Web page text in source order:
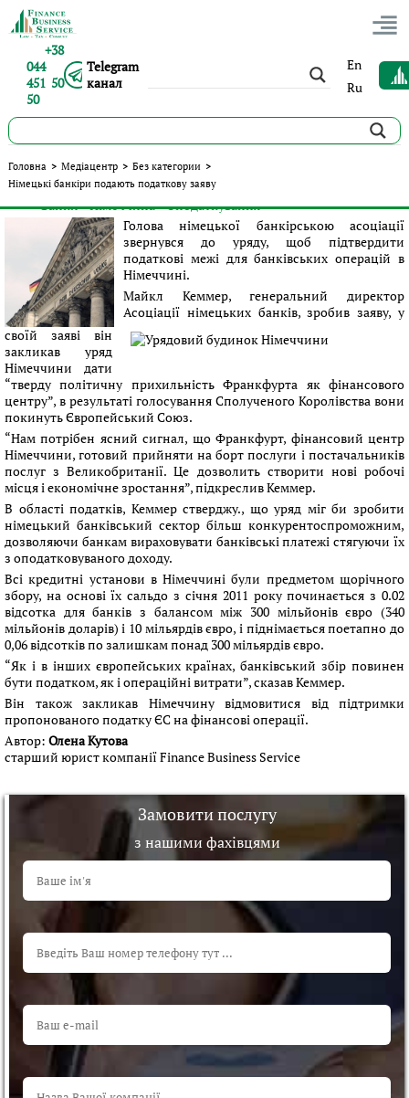
+38
044
451 50
50
Telegram
канал
En
Ru
Головна > Медіацентр > Без категории >
Німецькі банкіри подають податкову заяву
Німецькі банкіри подають податкову заяву
Опубліковано: Сергій Панов | 22.08.2016 | Без категории
Теги: #Банки #Німеччина #Оподаткування
Голова німецької банкірською асоціації
звернувся до уряду, щоб підтвердити
податкові межі для банківських операцій в
Німеччині.
Майкл Кеммер, генеральний директор
Асоціації німецьких банків, зробив заяву, у
своїй заяві він
закликав уряд
Німеччини дати
“тверду політичну прихильність Франкфурта як фінансового
центру”, в результаті голосування Сполученого Королівства вони
покинуть Європейський Союз.
“Нам потрібен ясний сигнал, що Франкфурт, фінансовий центр
Німеччини, готовий прийняти на борт послуги і постачальників
послуг з Великобританії. Це дозволить створити нові робочі
місця і економічне зростання”, підкреслив Кеммер.
В області податків, Кеммер стверджу., що уряд міг би зробити
німецький банківський сектор більш конкурентоспроможним,
дозволяючи банкам вираховувати банківські платежі стягуючи їх
з оподатковуваного доходу.
Всі кредитні установи в Німеччині були предметом щорічного
збору, на основі їх сальдо з січня 2011 року починається з 0.02
відсотка для банків з балансом між 300 мільйонів євро (340
мільйонів доларів) і 10 мільярдів євро, і піднімається поетапно до
0,06 відсотків по залишкам понад 300 мільярдів євро.
“Як і в інших європейських країнах, банківський збір повинен
бути податком, як і операційні витрати”, сказав Кеммер.
Він також закликав Німеччину відмовитися від підтримки
пропонованого податку ЄС на фінансові операції.
Автор: Олена Кутова
старший юрист компанії Finance Business Service
Замовити послугу
з нашими фахівцями